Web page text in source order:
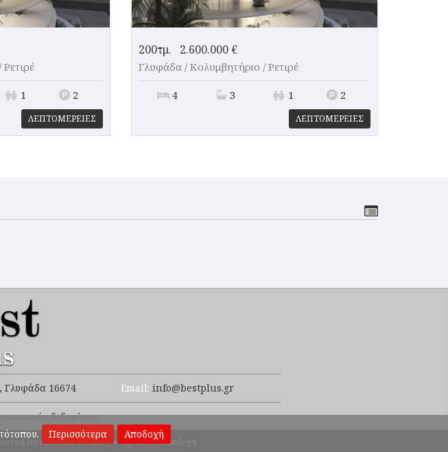
Περισσότερα Αποδοχή
Ρετιρέ
1 2
ΛΕΠΤΟΜΕΡΕΙΕΣ
200τμ. 2.600.000 €
Γλυφάδα / Κολυμβητήριο / Ρετιρέ
4 3 1 2
ΛΕΠΤΟΜΕΡΕΙΕΣ
Γλυφάδα 16674 Email: info@bestplus.gr
δεδομένων
by Fortunet Hellas|e-agents technology